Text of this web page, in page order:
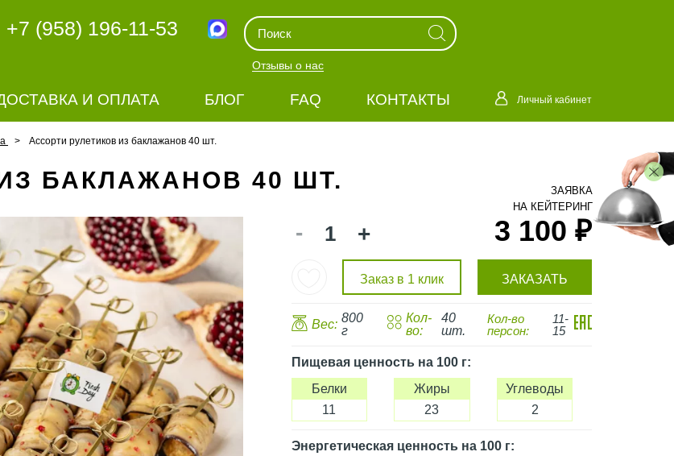
+7 (958) 196-11-53
Отзывы о нас
И ОПЛАТА БЛОГ FAQ КОНТАКТЫ Личный кабинет
Ассорти рулетиков из баклажанов 40 шт.
БАКЛАЖАНОВ 40 ШТ.
- + 3 100 ₽
Заказ в 1 клик ЗАКАЗАТЬ
Вес: 800
г
Кол-
во:
40
шт.
Кол-во
персон:
11-
15
Пищевая ценностьна 100 г:
Белки
11
Жиры
23
Углеводы
2
Энергетическая ценностьна 100 г:
ЗАЯВКА
НА КЕЙТЕРИНГ